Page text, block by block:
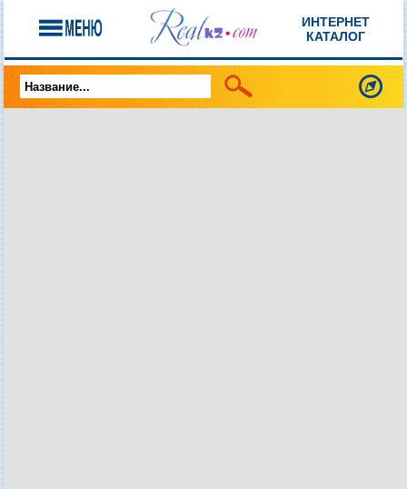
ИНТЕРНЕТ
КАТАЛОГ